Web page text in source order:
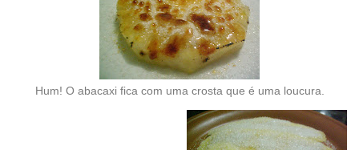
Hum! O abacaxi fica com uma crosta que é uma loucura.